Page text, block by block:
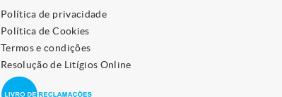
Política de privacidade
Política de Cookies
Termos e condições
Resolução de Litígios Online